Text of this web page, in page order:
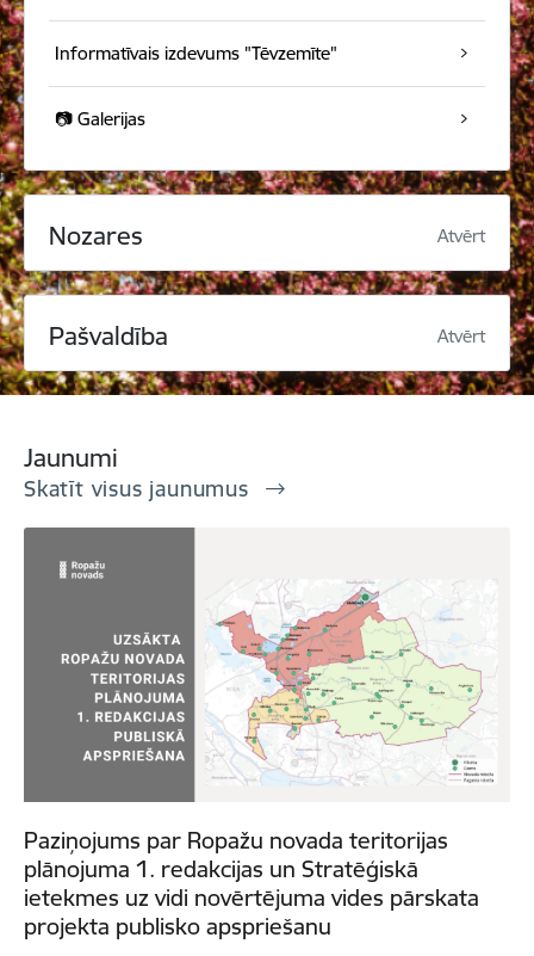
Informatīvais izdevums "Tēvzemīte"
📷 Galerijas
Nozares Atvērt
Pašvaldība Atvērt
Jaunumi
Skatīt visus jaunumus
Paziņojums par Ropažu novada teritorijas
plānojuma 1. redakcijas un Stratēģiskā
ietekmes uz vidi novērtējuma vides pārskata
projekta publisko apspriešanu